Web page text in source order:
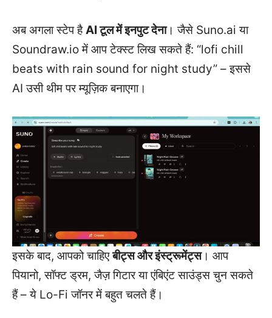
अब अगला स्टेप हैAI टूल में इनपुट देना। जैसे Suno.ai या
Soundraw.io में आप टेक्स्ट लिख सकते हैं: “lofi chill
beats with rain sound for night study” – इससे
AI उसी थीम पर म्यूज़िक बनाएगा।
इसके बाद, आपको चाहिएबीट्स और इंस्ट्रूमेंट्स। आप
पियानो, सॉफ्ट ड्रम, जैज़ गिटार या एंबिएंट साउंड्स चुन सकते
हैं – ये Lo-Fi जॉनर में बहुत चलते हैं।